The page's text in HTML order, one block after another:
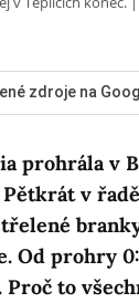
zdroje na
prohrála v
v
Od prohry
to